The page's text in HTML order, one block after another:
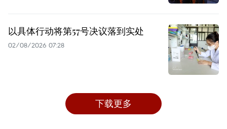
以具体行动将第57号决议落到实处
02/08/2026 07:28
下载更多